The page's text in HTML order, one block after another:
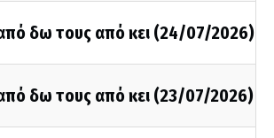
δω τους από κει (24/07/2026)
δω τους από κει (23/07/2026)